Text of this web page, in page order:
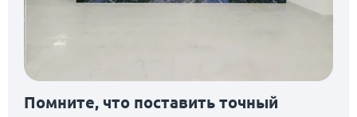
Помните, что поставить точный